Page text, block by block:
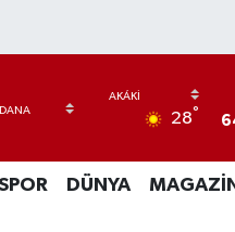
28°
DÜNYA MAGAZİN